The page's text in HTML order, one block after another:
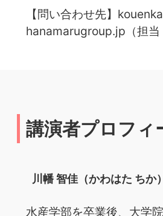
【問い合わせ先】
hanamarugroup.jp（担当
講演者プロフィ
川幡 智佳（かわはた ちか）
水産学部を卒業後、大学